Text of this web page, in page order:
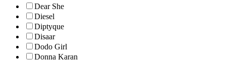
Dear She
Diesel
Diptyque
Disaar
Dodo Girl
Donna Karan